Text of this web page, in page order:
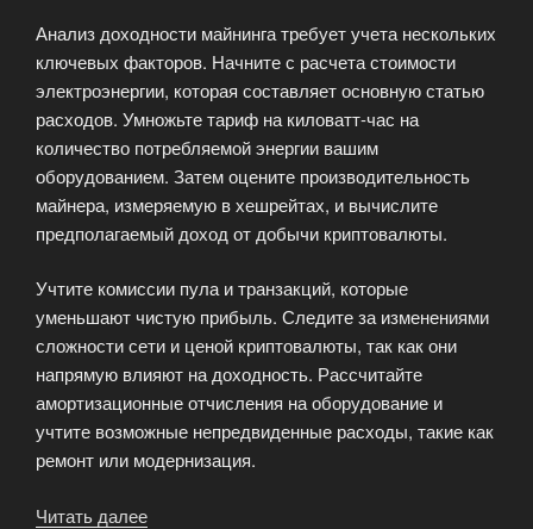
Анализ доходности майнинга требует учета нескольких
ключевых факторов. Начните с расчета стоимости
электроэнергии, которая составляет основную статью
расходов. Умножьте тариф на киловатт-час на
количество потребляемой энергии вашим
оборудованием. Затем оцените производительность
майнера, измеряемую в хешрейтах, и вычислите
предполагаемый доход от добычи криптовалюты.
Учтите комиссии пула и транзакций, которые
уменьшают чистую прибыль. Следите за изменениями
сложности сети и ценой криптовалюты, так как они
напрямую влияют на доходность. Рассчитайте
амортизационные отчисления на оборудование и
учтите возможные непредвиденные расходы, такие как
ремонт или модернизация.
Читать далее